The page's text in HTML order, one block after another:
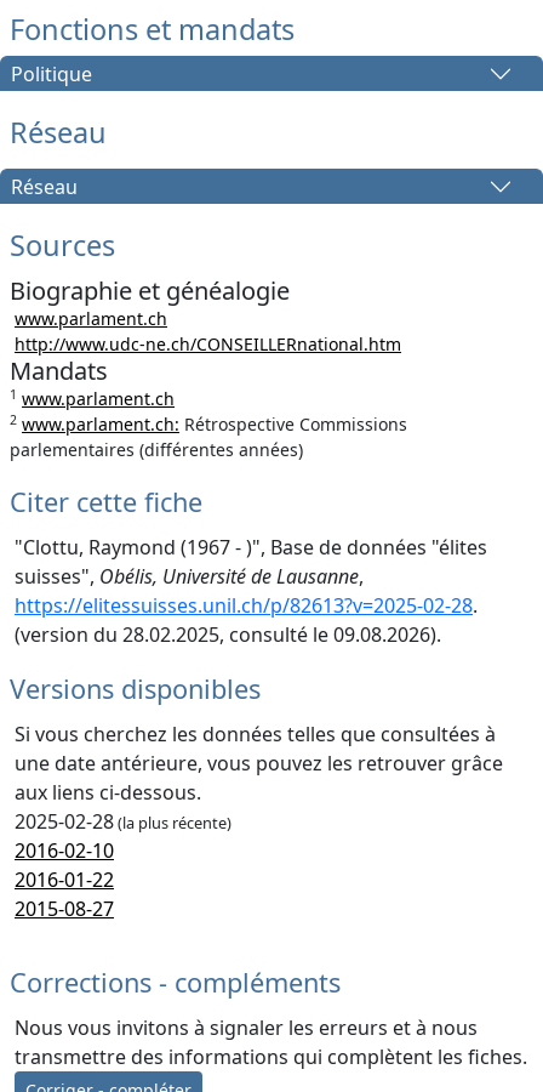
Fonctions et mandats
Politique
Réseau
Réseau
Sources
Biographie et généalogie
www.parlament.ch
http://www.udc-ne.ch/CONSEILLERnational.htm
Mandats
1 www.parlament.ch
2 www.parlament.ch: Rétrospective Commissions
parlementaires (différentes années)
Citer cette fiche
"Clottu, Raymond (1967 - )", Base de données "élites
suisses", Obélis, Université de Lausanne,
https://elitessuisses.unil.ch/p/82613?v=2025-02-28.
(version du 28.02.2025, consulté le 09.08.2026).
Versions disponibles
Si vous cherchez les données telles que consultées à
une date antérieure, vous pouvez les retrouver grâce
aux liens ci-dessous.
2025-02-28(la plus récente)
2016-02-10
2016-01-22
2015-08-27
Corrections - compléments
Nous vous invitons à signaler les erreurs et à nous
transmettre des informations qui complètent les fiches.